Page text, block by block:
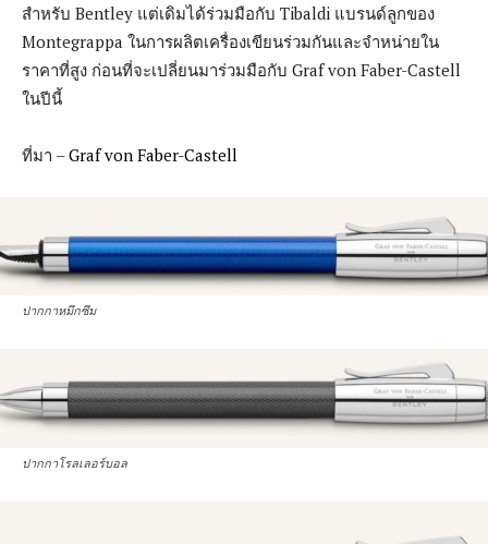
สำหรับ Bentley แต่เดิมได้ร่วมมือกับ Tibaldi แบรนด์ลูกของ
Montegrappa ในการผลิตเครื่องเขียนร่วมกันและจำหน่ายใน
ราคาที่สูง ก่อนที่จะเปลี่ยนมาร่วมมือกับ Graf von Faber-Castell
ในปีนี้
ที่มา –Graf von Faber-Castell
ปากกาหมึกซึม
ปากกาโรลเลอร์บอล